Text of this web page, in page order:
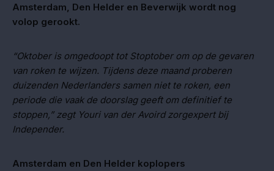
Amsterdam, Den Helder en Beverwijk wordt nog
volop gerookt.
“Oktober is omgedoopt tot Stoptober om op de gevaren
van roken te wijzen. Tijdens deze maand proberen
duizenden Nederlanders samen niet te roken, een
periode die vaak de doorslag geeft om definitief te
stoppen,” zegt Youri van der Avoird zorgexpert bij
Independer.
Amsterdam en Den Helder koplopers